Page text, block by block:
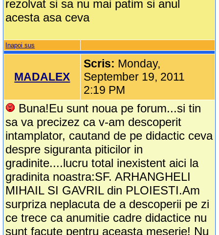
rezolvat si sa nu mai patim si anul
acesta asa ceva
Inapoi sus
MADALEX
Scris: Monday,
September 19, 2011
2:19 PM
Buna!Eu sunt noua pe forum...si tin
sa va precizez ca v-am descoperit
intamplator, cautand de pe didactic ceva
despre siguranta piticilor in
gradinite....lucru total inexistent aici la
gradinita noastra:SF. ARHANGHELI
MIHAIL SI GAVRIL din PLOIESTI.Am
surpriza neplacuta de a descoperii pe zi
ce trece ca anumitie cadre didactice nu
sunt facute pentru aceasta meserie! Nu